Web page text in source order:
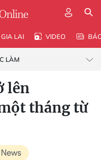
LAI VIDEO
LÀM
lên
tháng từ